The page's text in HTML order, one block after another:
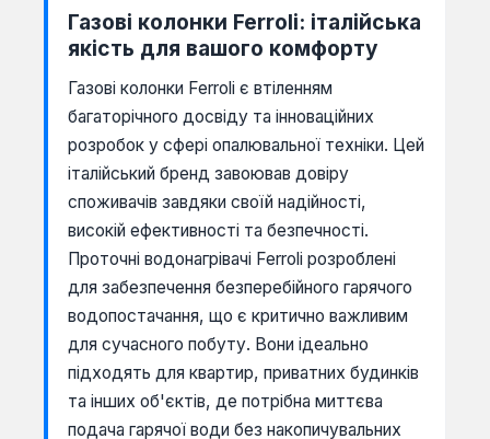
Газові колонки Ferroli: італійська
якість для вашого комфорту
Газові колонки Ferroli є втіленням
багаторічного досвіду та інноваційних
розробок у сфері опалювальної техніки. Цей
італійський бренд завоював довіру
споживачів завдяки своїй надійності,
високій ефективності та безпечності.
Проточні водонагрівачі Ferroli розроблені
для забезпечення безперебійного гарячого
водопостачання, що є критично важливим
для сучасного побуту. Вони ідеально
підходять для квартир, приватних будинків
та інших об'єктів, де потрібна миттєва
подача гарячої води без накопичувальних